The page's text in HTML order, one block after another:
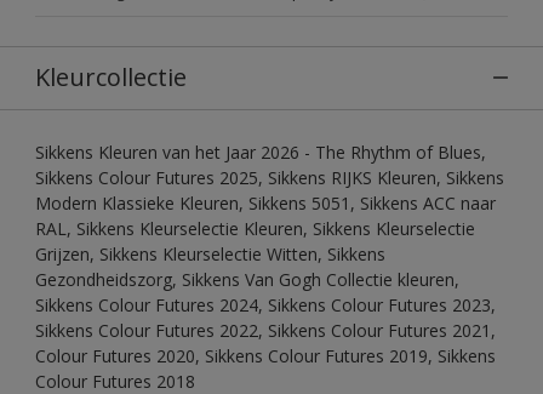
Kleurcollectie
Sikkens Kleuren van het Jaar 2026 - The Rhythm of Blues,
Sikkens Colour Futures 2025, Sikkens RIJKS Kleuren, Sikkens
Modern Klassieke Kleuren, Sikkens 5051, Sikkens ACC naar
RAL, Sikkens Kleurselectie Kleuren, Sikkens Kleurselectie
Grijzen, Sikkens Kleurselectie Witten, Sikkens
Gezondheidszorg, Sikkens Van Gogh Collectie kleuren,
Sikkens Colour Futures 2024, Sikkens Colour Futures 2023,
Sikkens Colour Futures 2022, Sikkens Colour Futures 2021,
Colour Futures 2020, Sikkens Colour Futures 2019, Sikkens
Colour Futures 2018